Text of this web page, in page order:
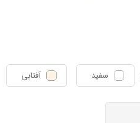
سفید آفتابی